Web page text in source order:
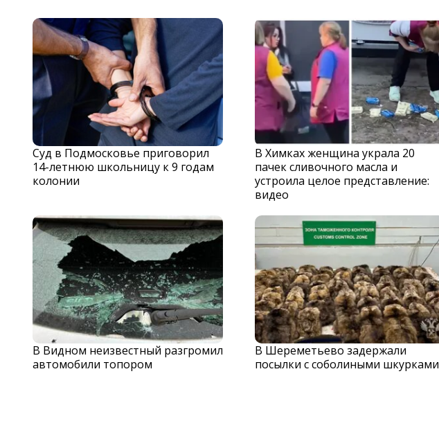
Суд в Подмосковье приговорил
14-летнюю школьницу к 9 годам
колонии
В Химках женщина украла 20
пачек сливочного масла и
устроила целое представление:
видео
В Видном неизвестный разгромил
автомобили топором
В Шереметьево задержали
посылки с соболиными шкурками